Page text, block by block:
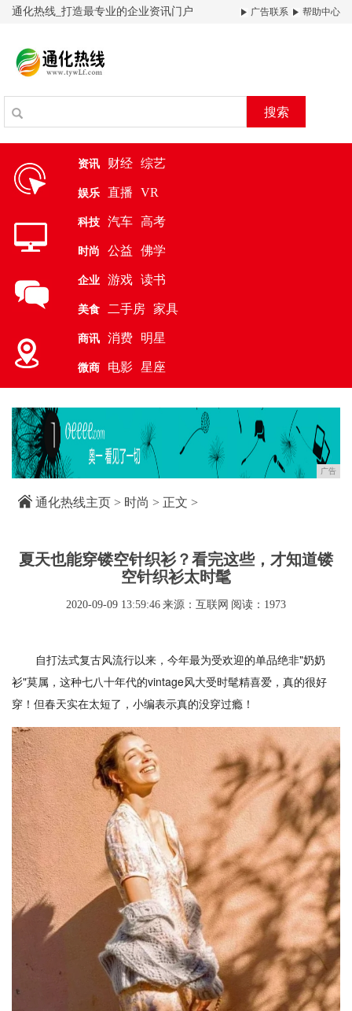
通化热线_打造最专业的企业资讯门户 广告联系 帮助中心
搜索
资讯 财经 综艺
娱乐 直播 VR
科技 汽车 高考
时尚 公益 佛学
企业 游戏 读书
美食 二手房 家具
商讯 消费 明星
微商 电影 星座
广告
通化热线主页 > 时尚 > 正文 >
夏天也能穿镂空针织衫？看完这些，才知道镂
空针织衫太时髦
2020-09-09 13:59:46 来源：互联网 阅读：1973
自打法式复古风流行以来，今年最为受欢迎的单品绝非"奶奶
衫"莫属，这种七八十年代的vintage风大受时髦精喜爱，真的很好
穿！但春天实在太短了，小编表示真的没穿过瘾！